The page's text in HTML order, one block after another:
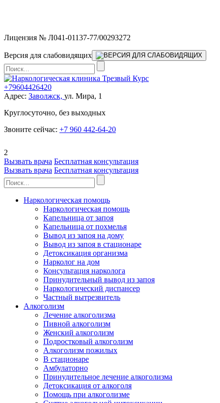
Лицензия № Л041-01137-77/00293272
Версия для слабовидящих
+79604426420
Адрес: Заволжск, ул. Мира, 1
Круглосуточно, без выходных
Звоните сейчас: +7 960 442-64-20
2
Вызвать врача Бесплатная консультация
Вызвать врача Бесплатная консультация
Наркологическая помощь
Наркологическая помощь
Капельница от запоя
Капельница от похмелья
Вывод из запоя на дому
Вывод из запоя в стационаре
Детоксикация организма
Нарколог на дом
Консультация нарколога
Принудительный вывод из запоя
Наркологический диспансер
Частный вытрезвитель
Алкоголизм
Лечение алкоголизма
Пивной алкоголизм
Женский алкоголизм
Подростковый алкоголизм
Алкоголизм пожилых
В стационаре
Амбулаторно
Принудительное лечение алкоголизма
Детоксикация от алкоголя
Помощь при алкоголизме